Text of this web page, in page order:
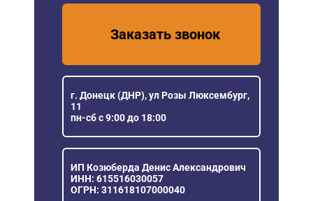
Заказать звонок
г. Донецк (ДНР), ул Розы Люксембург,
11
пн-сб с 9:00 до 18:00
ИП Козюберда Денис Александрович
ИНН: 615516030057
ОГРН: 311618107000040